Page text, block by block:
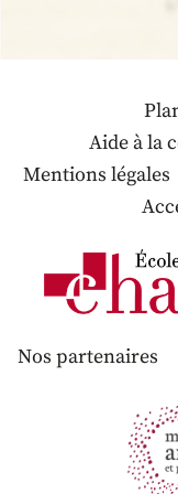
Aide à la
Mentions légales
Nos partenaires